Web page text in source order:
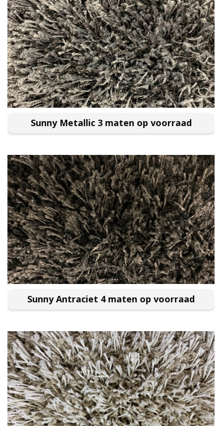
Sunny Metallic 3 maten op voorraad
Sunny Antraciet 4 maten op voorraad